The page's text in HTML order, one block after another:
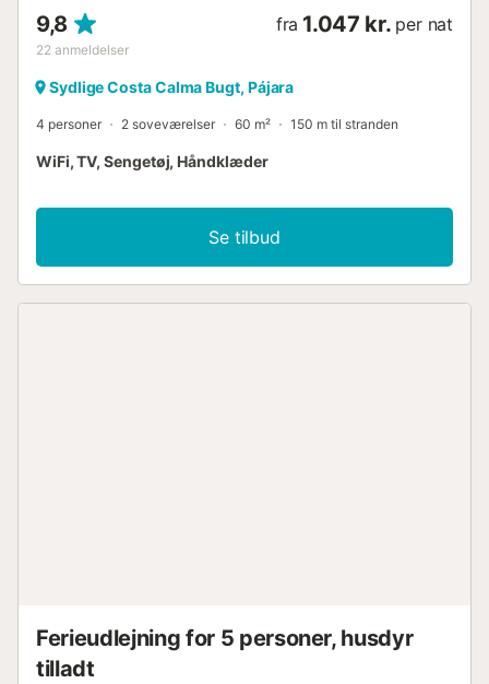
9,8
22 anmeldelser
fra 1.047 kr. per nat
Sydlige Costa Calma Bugt, Pájara
4 personer 2 soveværelser 60 m² 150 m til stranden
WiFi, TV, Sengetøj, Håndklæder
Se tilbud
Ferieudlejning for 5 personer, husdyr
tilladt